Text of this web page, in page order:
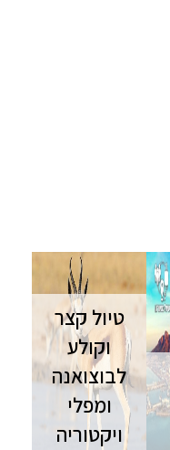
טיול קצר
וקולע
לבוצואנה
ומפלי
ויקטוריה